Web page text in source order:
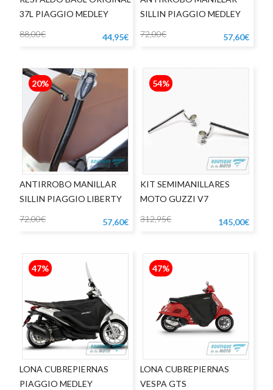
37L PIAGGIO MEDLEY
88,00€
44,95€
SILLIN PIAGGIO MEDLEY
72,00€
57,60€
20%
ANTIRROBO MANILLAR
SILLIN PIAGGIO LIBERTY
72,00€
57,60€
54%
KIT SEMIMANILLARES
MOTO GUZZI V7
312,95€
145,00€
47%
LONA CUBREPIERNAS
PIAGGIO MEDLEY
47%
LONA CUBREPIERNAS
VESPA GTS